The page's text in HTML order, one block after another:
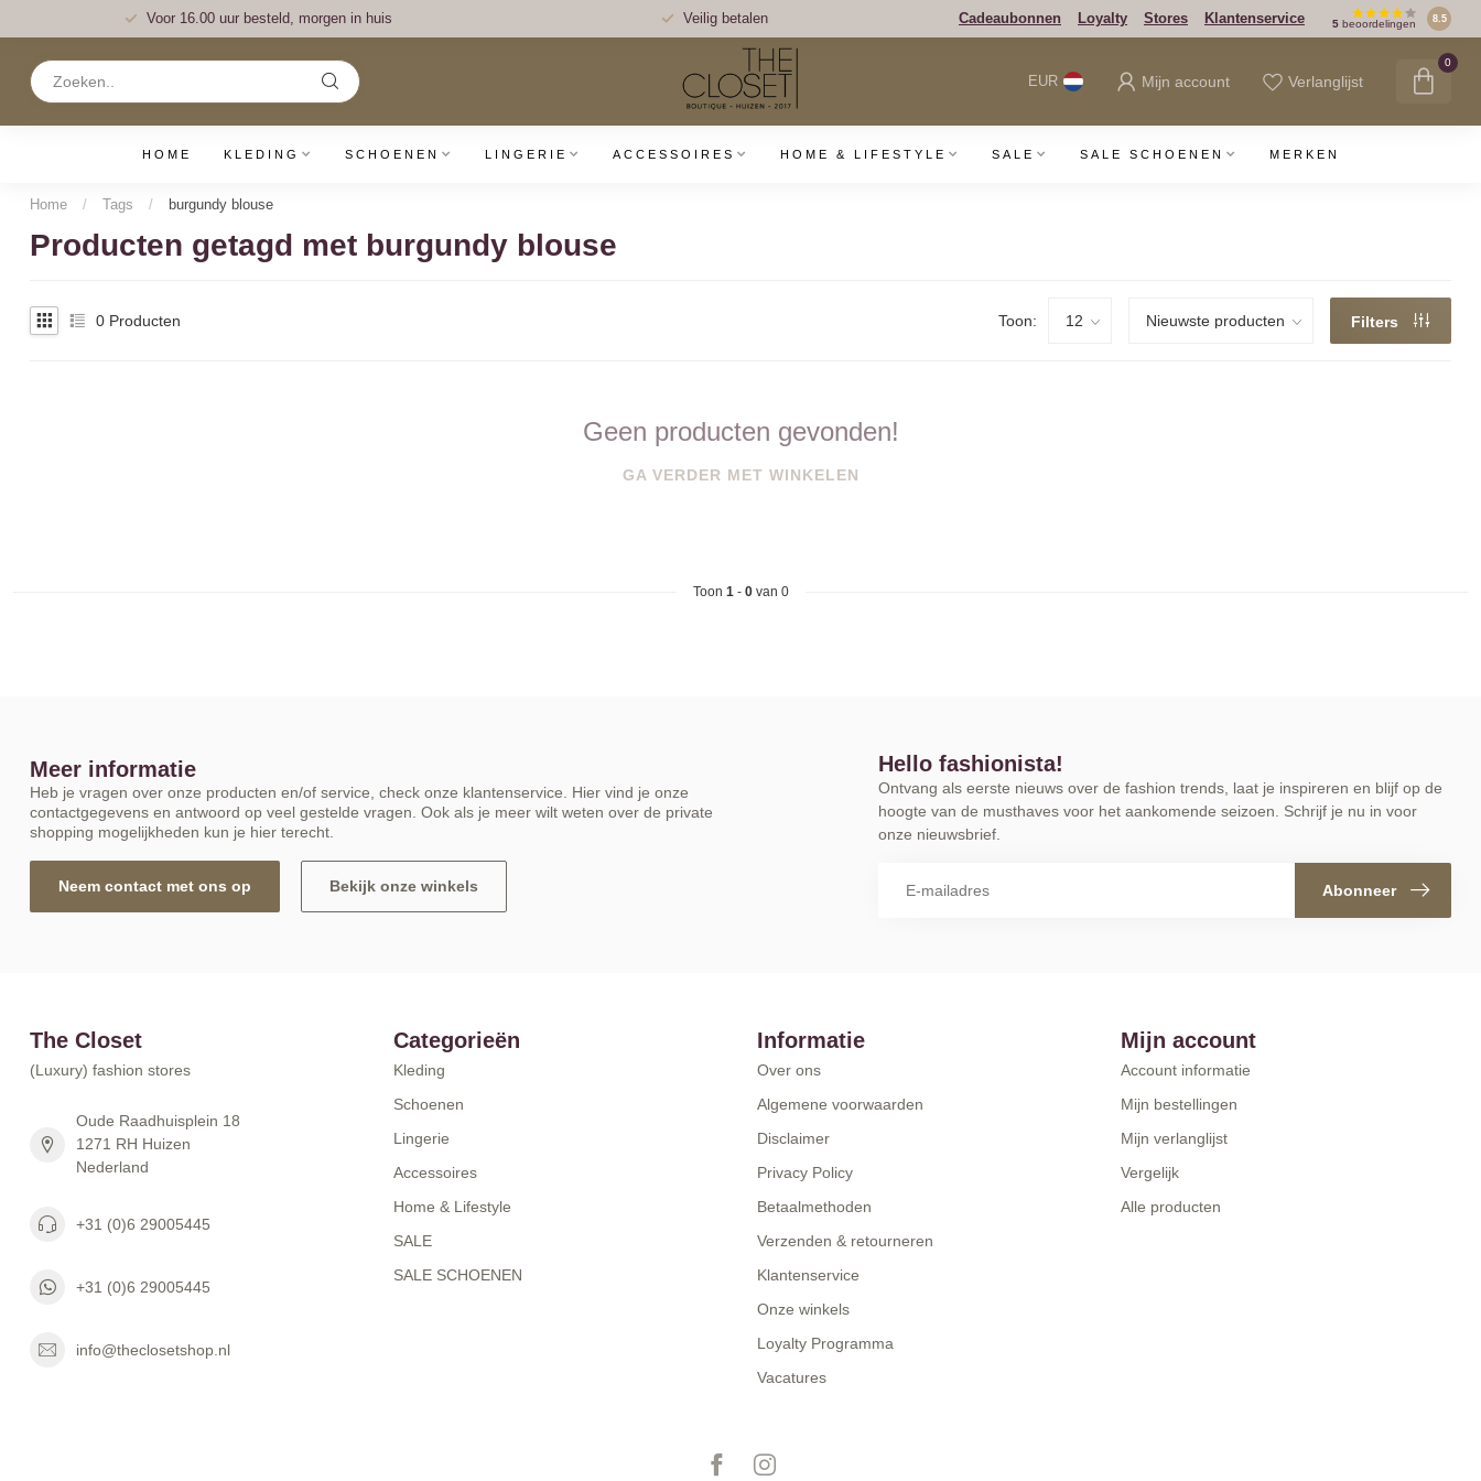
Voor 16.00 uur besteld, morgen in huis Veilig betalen Cadeaubonnen Loyalty Stores Klantenservice 5 beoordelingen 8.5
EUR Mijn account Verlanglijst
0
HOME KLEDING SCHOENEN LINGERIE ACCESSOIRES HOME & LIFESTYLE SALE SALE SCHOENEN MERKEN
Home / Tags / burgundy blouse
Producten getagd met burgundy blouse
0 Producten Toon: Filters
Geen producten gevonden!
GA VERDER MET WINKELEN
Toon 1- 0van 0
Meer informatie
Heb je vragen over onze producten en/of service, check onze klantenservice. Hier vind je onze
contactgegevens en antwoord op veel gestelde vragen. Ook als je meer wilt weten over de private
shopping mogelijkheden kun je hier terecht.
Neem contact met ons op Bekijk onze winkels
Hello fashionista!
Ontvang als eerste nieuws over de fashion trends, laat je inspireren en blijf op de
hoogte van de musthaves voor het aankomende seizoen. Schrijf je nu in voor
onze nieuwsbrief.
Abonneer
The Closet
(Luxury) fashion stores
Oude Raadhuisplein 18
1271 RH Huizen
Nederland
+31 (0)6 29005445
+31 (0)6 29005445
info@theclosetshop.nl
Categorieën
Kleding
Schoenen
Lingerie
Accessoires
Home & Lifestyle
SALE
SALE SCHOENEN
Informatie
Over ons
Algemene voorwaarden
Disclaimer
Privacy Policy
Betaalmethoden
Verzenden & retourneren
Klantenservice
Onze winkels
Loyalty Programma
Vacatures
Mijn account
Account informatie
Mijn bestellingen
Mijn verlanglijst
Vergelijk
Alle producten